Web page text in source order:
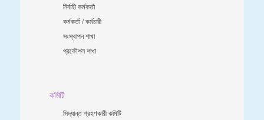
নির্বাহী কর্মকর্তা
কর্মকর্তা / কর্মচারী
সংস্থাপন শাখা
প্রকৌশল শাখা
কমিটি
সিদ্ধান্ত গ্রহণকারী কমিটি